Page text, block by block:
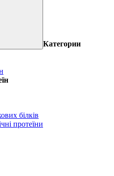
Категории
білків
протеїни